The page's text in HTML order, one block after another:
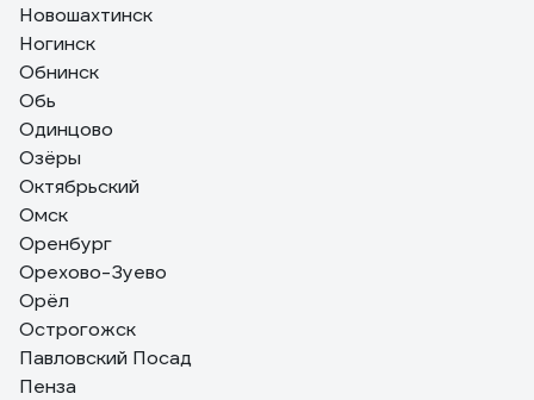
Новошахтинск
Ногинск
Обнинск
Обь
Одинцово
Озёры
Октябрьский
Омск
Оренбург
Орехово-Зуево
Орёл
Острогожск
Павловский Посад
Пенза